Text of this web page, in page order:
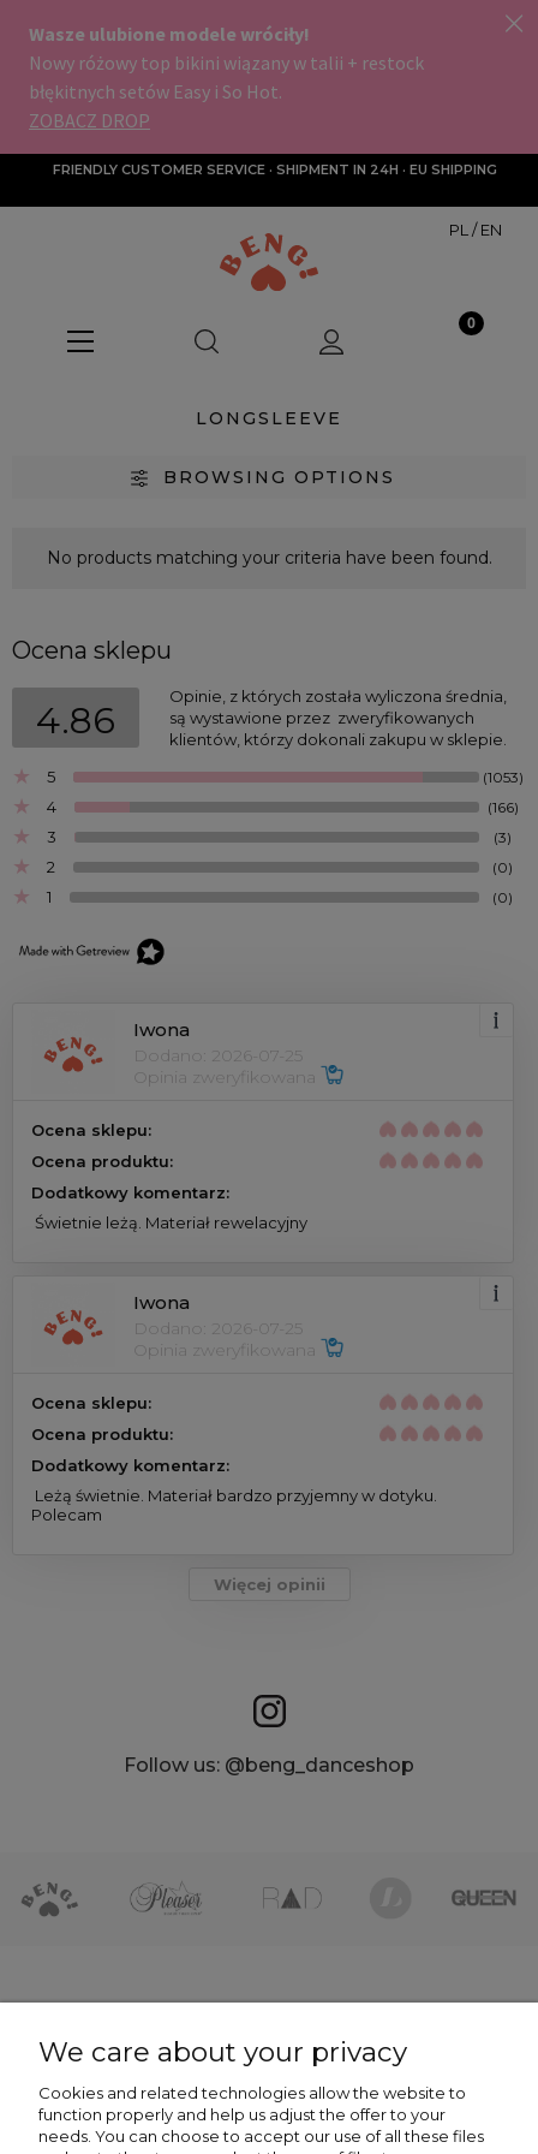
FRIENDLY CUSTOMER SERVICE · SHIPMENT IN 24H · EU SHIPPING
PL /EN
LONGSLEEVE
BROWSING OPTIONS
On sale
No products matching your criteria have been found.
Ocena sklepu
4.86
Opinie, z których została wyliczona średnia,
są wystawione przez  zweryfikowanych
klientów, którzy dokonali zakupu w sklepie.
5
(1053)
4 (166)
3 (3)
2 (0)
1 (0)
Iwona
Dodano: 2026-07-25
Opinia zweryfikowana
Ocena sklepu:
Ocena produktu:
Dodatkowy komentarz:
Świetnie leżą. Materiał rewelacyjny
Iwona
Dodano: 2026-07-25
Opinia zweryfikowana
Ocena sklepu:
Ocena produktu:
Dodatkowy komentarz:
Polecam
Więcej opinii
Follow us: @beng_danceshop
HELP
COMPANY
NEWSLETTER -7% NA PIERWSZE ZAKUPY
We care about your privacy
Cookies and related technologies allow the website to
function properly and help us adjust the offer to your
needs. You can choose to accept our use of all these files